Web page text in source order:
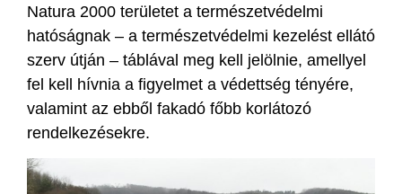
Natura 2000 területet a természetvédelmi
hatóságnak – a természetvédelmi kezelést ellátó
szerv útján – táblával meg kell jelölnie, amellyel
fel kell hívnia a figyelmet a védettség tényére,
valamint az ebből fakadó főbb korlátozó
rendelkezésekre.